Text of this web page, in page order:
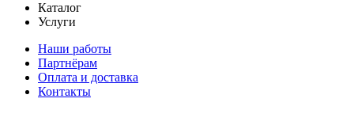
Каталог
Услуги
Наши работы
Партнёрам
Оплата и доставка
Контакты